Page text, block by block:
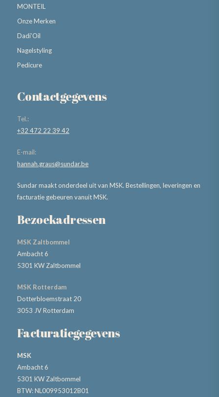
MONTEIL
Onze Merken
Dadi’Oil
Nagelstyling
Pedicure
Contactgegevens
Tel.:
+32 472 22 39 42
E-mail:
hannah.graus@sundar.be
Sundar maakt onderdeel uit van MSK. Bestellingen, leveringen en
facturatie gebeuren vanuit MSK.
Bezoekadressen
MSK Zaltbommel
Ambacht 6
5301 KW Zaltbommel
MSK Rotterdam
Dotterbloemstraat 20
3053 JV Rotterdam
Facturatiegegevens
MSK
Ambacht 6
5301 KW Zaltbommel
BTW: NL009953012B01